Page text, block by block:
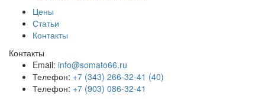
Цены
Статьи
Контакты
Контакты
Email: info@somato66.ru
Телефон: +7 (343) 266-32-41 (40)
Телефон: +7 (903) 086-32-41